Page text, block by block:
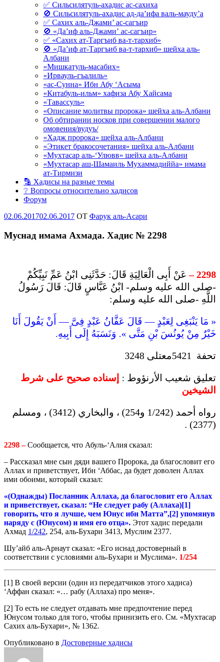
✅ Сильсилятуль-ахадис ас-сахиха
🚫 Сильсилятуль-ахадис ад-да’ифа валь-мауду’а
✅ Сахих аль-Джами’ ас-сагъир
🚫 «Да’иф аль-Джами’ ас-сагъир»
✅ «Сахих ат-Таргъиб ва-т-тархиб»
🚫 «Да’иф ат-Таргъиб ва-т-тархиб» шейха аль-
Албани
«Мишкатуль-масабих»
«Ирвауль-гъалиль»
«ас-Сунна» Ибн Абу ‘Асыма
«Китабуль-ильм» хафиза Абу Хайсама
«Тавассуль»
«Описание молитвы пророка» шейха аль-Албани
Об обтирании носков при совершении малого
омовения/вудуъ/
«Хадж пророка» шейха аль-Албани
«Этикет бракосочетания» шейха аль-Албани
«Мухтасар аль-‘Улювв» шейха аль-Албани
«Мухтасар аш-Шамаиль Мухаммадиййа» имама
ат-Тирмизи
🔡 Хадисы на разные темы
❔ Вопросы относительно хадисов
Форум
Опубликовано
02.06.201702.06.2017 OT Фарук аль-Асари
Муснад имама Ахмада. Хадис № 2298
2298 –
عَنْ أَبِى الْعَالِيَةِ قَالَ: حَدَّثَنِى ابْنُ عَمِّ نَبِيِّكُمْ
-صلى الله عليه وسلم- ابْنُ عَبَّاسٍ قَالَ: قَالَ رَسُولُ
اللَّهِ -صلى الله عليه وسلم:
« مَا يَنْبَغِى لِعَبْدٍ — قَالَ عَفَّانُ عَبْدٍ فِىَّ — أَنْ يَقُولَ أَنَا
خَيْرٌ مِنْ يُونُسَ بْنِ مَتَّى ». وَنَسَبَهُ إِلَى أَبِيهِ.
تحفة 5421معتلى 3248
تعليق شعيب الأرنؤوط : إسناده صحيح على شرط
الشيخين
رواه أحمد (1/242 و254) ، والبخاري ‏(3412‏‏)‏ ، ومسلم
(2377) .
2298 – Сообщается, что Абуль-‘Алия сказал:
– Рассказал мне сын дяди вашего Пророка, да благословит его
Аллах и приветствует, Ибн ‘Аббас, да будет доволен Аллах
ими обоими, который сказал:
«(Однажды) Посланник Аллаха, да благословит его Аллах
и приветствует, сказал: “Не следует рабу (Аллаха)[1]
говорить, что я лучше, чем Юнус ибн Матта”,[2] упомянув
наряду с (Юнусом) и имя его отца». Этот хадис передали
Ахмад 1/242, 254, аль-Бухари 3413, Муслим 2377.
Шу’айб аль-Арнаут сказал: «Его иснад достоверный в
соответствии с условиями аль-Бухари и Муслима». 1/254
[1] В своей версии (один из передатчиков этого хадиса)
‘Аффан сказал: «… рабу (Аллаха) про меня».
[2] То есть не следует отдавать мне предпочтение перед
Юнусом только для того, чтобы принизить его. См. «Мухтасар
Сахих аль-Бухари», № 1362.
Опубликовано в Достоверные хадисы